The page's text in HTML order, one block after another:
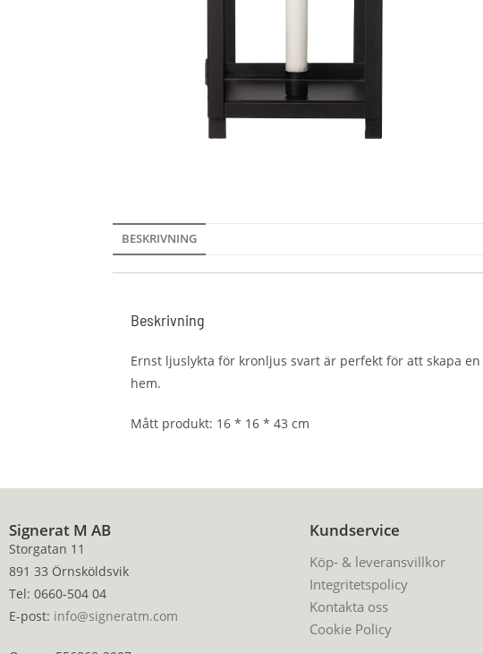
BESKRIVNING
Beskrivning
Ernst ljuslykta för kronljus svart är perfekt för att skapa
hem.
Mått produkt: 16 * 16 * 43 cm
Signerat M AB
Storgatan 11
891 33 Örnsköldsvik
Tel: 0660-504 04
E-post: info@signeratm.com
Kundservice
Köp- & leveransvillkor
Integritetspolicy
Kontakta oss
Cookie Policy